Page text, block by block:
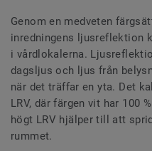
Genom en medveten
inredningens ljusreflektion
i vårdlokalerna.
dagsljus och ljus från
när det träffar en yta. Det
LRV, där färgen vit har 100
högt LRV hjälper till att
rummet.